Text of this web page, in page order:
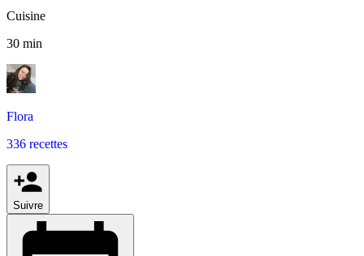
Cuisine
30 min
Flora
336 recettes
Suivre